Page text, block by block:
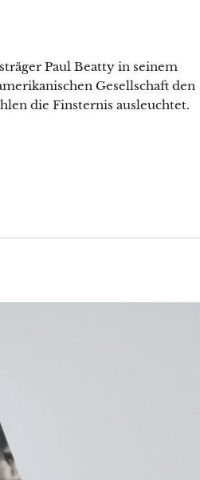
Paul Beatty in seinem
Gesellschaft den
die Finsternis ausleuchtet.